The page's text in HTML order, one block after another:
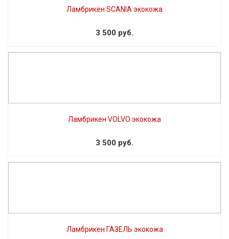
Ламбрикен SCANIA экокожа
3 500 руб.
Ламбрикен VOLVO экокожа
3 500 руб.
Ламбрикен ГАЗЕЛЬ экокожа